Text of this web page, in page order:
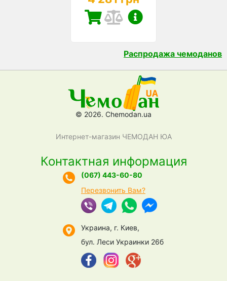
Распродажа чемоданов
© 2026. Chemodan.ua
Интернет-магазин ЧЕМОДАН ЮА
Контактная информация
(067) 443-60-80
Перезвонить Вам?
Украина, г. Киев,
бул. Леси Украинки 26б